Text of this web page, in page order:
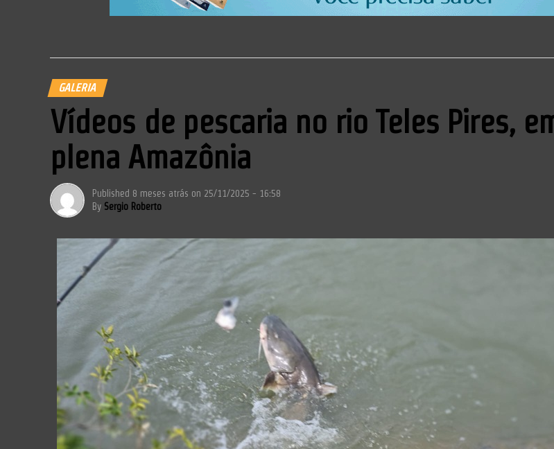
GALERIA
Vídeos de pescaria no rio Teles Pires,
plena Amazônia
Published 8 meses atrás on 25/11/2025 - 16:58
By Sergio Roberto